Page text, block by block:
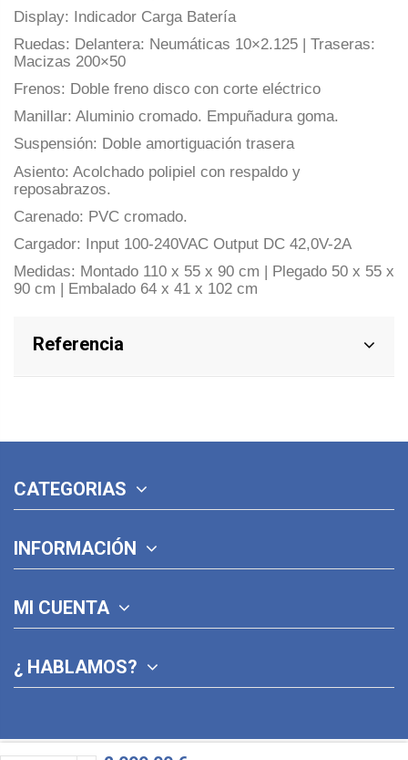
Display: Indicador Carga Batería
Ruedas: Delantera: Neumáticas 10×2.125 | Traseras:
Macizas 200×50
Frenos: Doble freno disco con corte eléctrico
Manillar: Aluminio cromado. Empuñadura goma.
Suspensión: Doble amortiguación trasera
Asiento: Acolchado polipiel con respaldo y
reposabrazos.
Carenado: PVC cromado.
Cargador: Input 100-240VAC Output DC 42,0V-2A
Medidas: Montado 110 x 55 x 90 cm | Plegado 50 x 55 x
90 cm | Embalado 64 x 41 x 102 cm
Referencia
CATEGORIAS
INFORMACIÓN
MI CUENTA
¿ HABLAMOS?